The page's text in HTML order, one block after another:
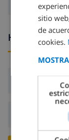
Horario de
sitio
de
cookies.